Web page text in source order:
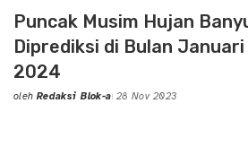
Puncak Musim Hujan
Diprediksi di Bulan
2024
Posted
oleh Redaksi Blok-a 28 Nov 2023